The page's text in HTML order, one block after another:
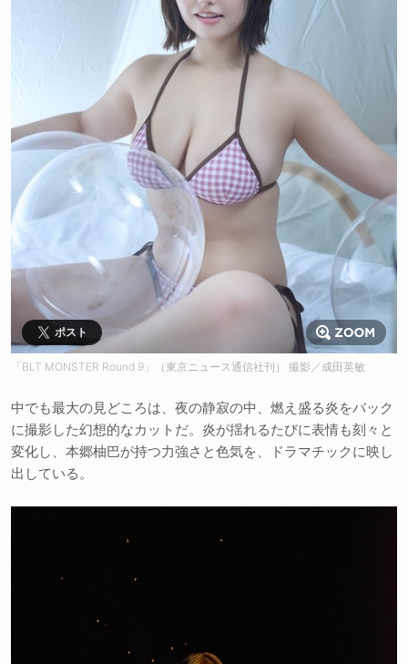
ポスト
「BLT MONSTER Round 9」（東京ニュース通信社刊） 撮影／成田英敏
中でも最大の見どころは、夜の静寂の中、燃え盛る炎をバック
に撮影した幻想的なカットだ。炎が揺れるたびに表情も刻々と
変化し、本郷柚巴が持つ力強さと色気を、ドラマチックに映し
出している。